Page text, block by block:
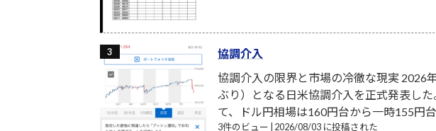
協調介入
協調介入の限界と市場の冷徹な現実 2026
ぶり）となる日米協調介入を正式発表し
て、ドル円相場は160円台から一時155円台
3件のビュー 2026/08/03 に投稿された